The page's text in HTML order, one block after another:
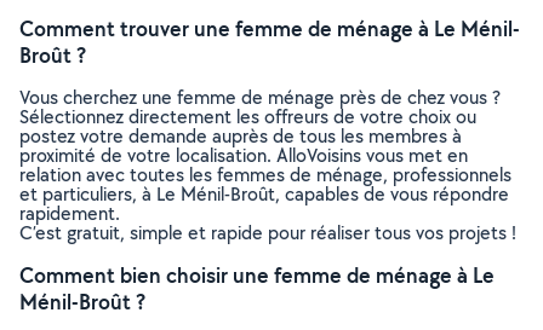
Comment trouver une femme de ménage à Le Ménil-
Broût ?
Vous cherchez une femme de ménage près de chez vous ?
Sélectionnez directement les offreurs de votre choix ou
postez votre demande auprès de tous les membres à
proximité de votre localisation. AlloVoisins vous met en
relation avec toutes les femmes de ménage, professionnels
et particuliers, à Le Ménil-Broût, capables de vous répondre
rapidement.
C’est gratuit, simple et rapide pour réaliser tous vos projets !
Comment bien choisir une femme de ménage à Le
Ménil-Broût ?